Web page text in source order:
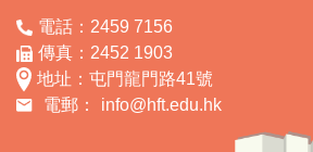
電話：2459 7156
傳真：2452 1903
地址：屯門龍門路41號
電郵：
info@hft.edu.hk